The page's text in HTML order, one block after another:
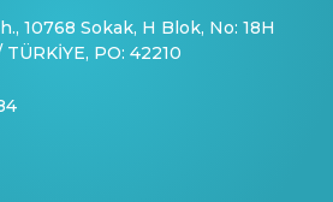
10768 Sokak, H Blok, No: 18H
PO: 42210